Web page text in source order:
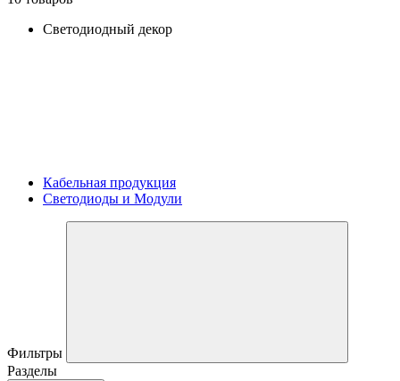
Светодиодный декор
Кабельная продукция
Светодиоды и Модули
Фильтры
Разделы